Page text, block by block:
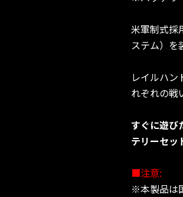
米軍制式採
ステム）を
レイルハ
れぞれの戦
すぐに遊び
テリーセッ
■注意:
※本製品は